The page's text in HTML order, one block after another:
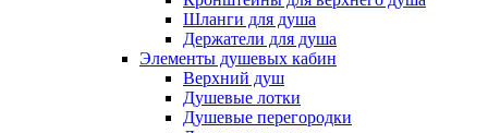
Шланги для душа
Держатели для душа
Элементы душевых кабин
Верхний душ
Душевые лотки
Душевые перегородки